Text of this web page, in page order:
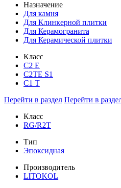
Назначение
Для камня
Для Клинкерной плитки
Для Керамогранита
Для Керамической плитки
Класс
С2 Е
C2TE S1
C1 T
Перейти в раздел Перейти в
Класс
RG/R2T
Тип
Эпоксидная
Производитель
LITOKOL